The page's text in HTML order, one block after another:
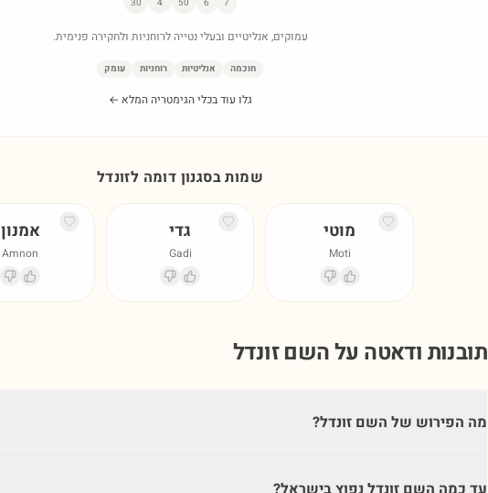
7
6
50
4
30
עמוקים, אנליטיים ובעלי נטייה לרוחניות ולחקירה פנימית.
חוכמה אנליטיות רוחניות עומק
גלו עוד בכלי הגימטריה המלא ←
שמות בסגנון דומה לזונדל
מוטי
Moti
גדי
Gadi
אמנון
Amnon
תובנות ודאטה על השםזונדל
מה הפירוש של השם זונדל?